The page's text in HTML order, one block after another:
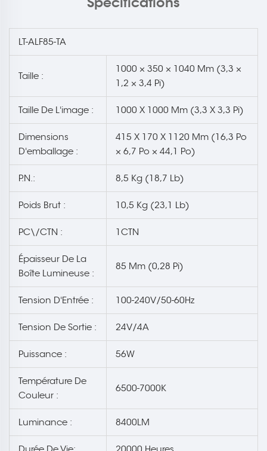
LT-ALF85-TA
Taille :
1000 × 350 × 1040 Mm (3,3 ×
1,2 × 3,4 Pi)
Taille De L'image : 1000 X 1000 Mm (3,3 X 3,3 Pi)
Dimensions
D'emballage :
415 X 170 X 1120 Mm (16,3 Po
× 6,7 Po × 44,1 Po)
P.N.: 8,5 Kg (18,7 Lb)
Poids Brut : 10,5 Kg (23,1 Lb)
PC\/CTN : 1CTN
Épaisseur De La
Boîte Lumineuse :
85 Mm (0,28 Pi)
Tension D'Entrée : 100-240V/50-60Hz
Tension De Sortie : 24V/4A
Puissance : 56W
Température De
Couleur :
6500-7000K
Luminance : 8400LM